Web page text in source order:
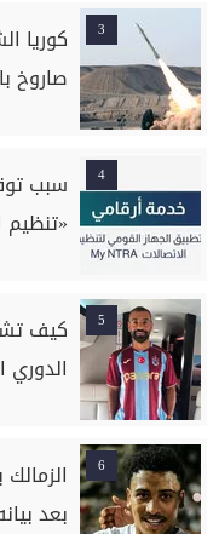
3
كوريا
صاروخ
4
سبب
5
كيف
الدوري
6
بعد